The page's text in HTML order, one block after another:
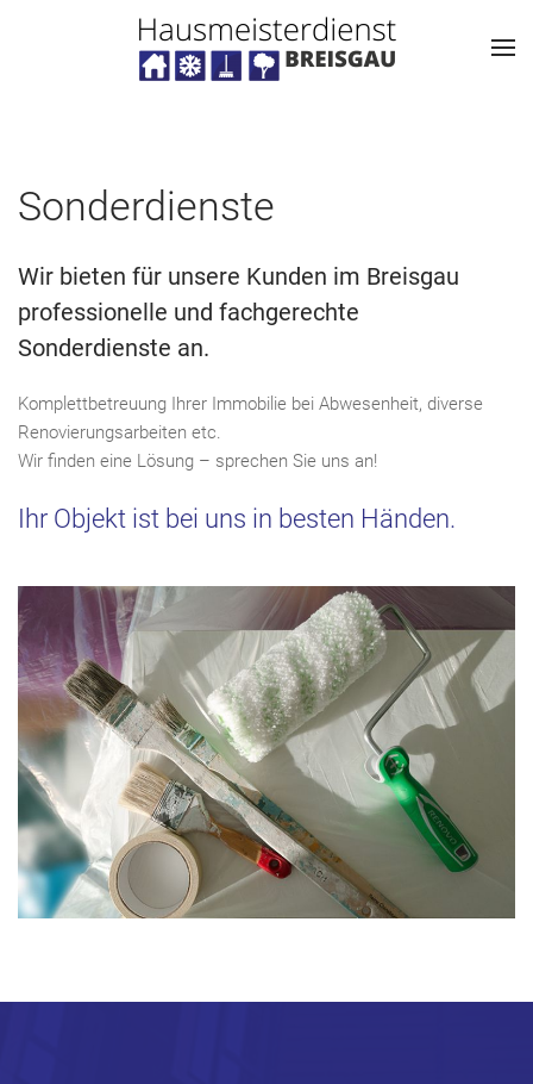
Sonderdienste
Wir bieten für unsere Kunden im Breisgau
professionelle und fachgerechte
Sonderdienste an.
Komplettbetreuung Ihrer Immobilie bei Abwesenheit, diverse
Renovierungsarbeiten etc.
Wir finden eine Lösung – sprechen Sie uns an!
Ihr Objekt ist bei uns in besten Händen.